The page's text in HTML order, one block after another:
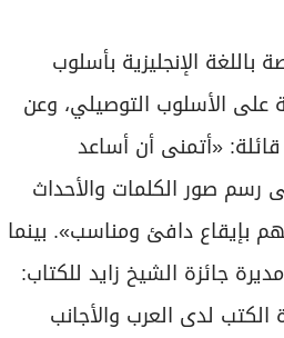
الإنجليزية بأسلوب
الأسلوب التوصيلي، وعن
«أتمنى أن أساعد
رسم صور الكلمات والأحداث
بإيقاع دافئ ومناسب». بينما
جائزة الشيخ زايد للكتاب:
لدى العرب والأجانب